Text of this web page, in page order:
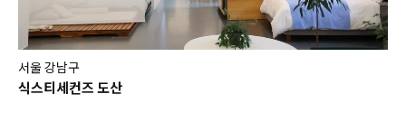
서울 강남구
식스티세컨즈 도산